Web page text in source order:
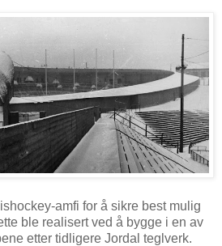
amfi for å sikre best mulig
ble realisert ved å bygge i en av
etter tidligere Jordal teglverk.